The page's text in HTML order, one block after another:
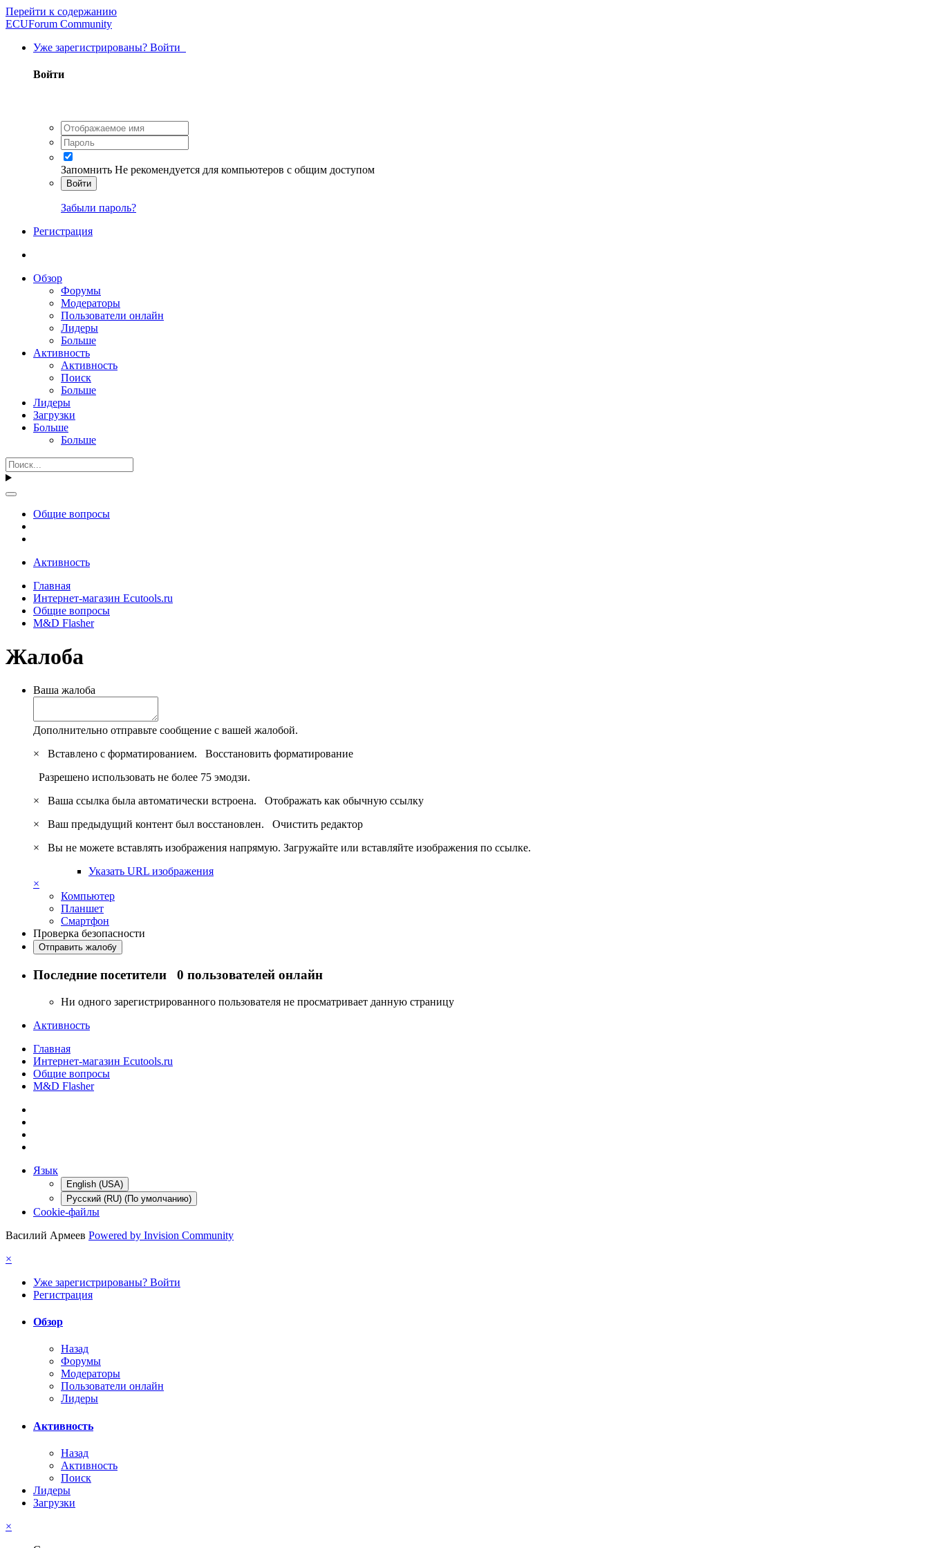
Перейти к содержанию
ECUForum Community
Уже зарегистрированы? Войти
Войти
Запомнить Не рекомендуется для компьютеров с общим доступом
Войти
Забыли пароль?
Регистрация
Обзор
Форумы
Модераторы
Пользователи онлайн
Лидеры
Больше
Активность
Активность
Поиск
Больше
Лидеры
Загрузки
Больше
Больше
Общие вопросы
Активность
Главная
Интернет-магазин Ecutools.ru
Общие вопросы
M&D Flasher
Жалоба
Ваша жалоба
Дополнительно отправьте сообщение с вашей жалобой.
×
Вставлено с форматированием. Восстановить форматирование
Разрешено использовать не более 75 эмодзи.
×
Ваша ссылка была автоматически встроена. Отображать как обычную ссылку
×
Ваш предыдущий контент был восстановлен. Очистить редактор
×
Вы не можете вставлять изображения напрямую. Загружайте или вставляйте изображения по ссылке.
Указать URL изображения
×
Компьютер
Планшет
Смартфон
Проверка безопасности
Отправить жалобу
Последние посетители 0 пользователей онлайн
Ни одного зарегистрированного пользователя не просматривает данную страницу
Активность
Главная
Интернет-магазин Ecutools.ru
Общие вопросы
M&D Flasher
Язык
English (USA)
Русский (RU) (По умолчанию)
Cookie-файлы
Василий Армеев Powered by Invision Community
×
Уже зарегистрированы? Войти
Регистрация
Обзор
Назад
Форумы
Модераторы
Пользователи онлайн
Лидеры
Активность
Назад
Активность
Поиск
Лидеры
Загрузки
×